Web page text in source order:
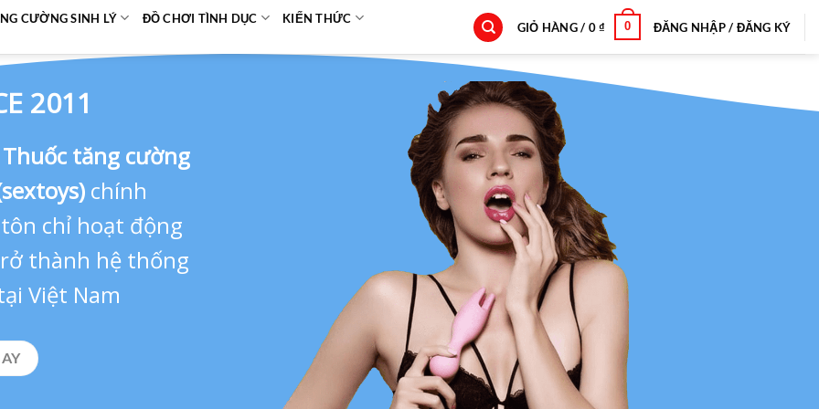
CƯỜNG SINH LÝ ĐỒ CHƠI TÌNH DỤC KIẾN THỨC
GIỎ HÀNG / 0₫ 0 ĐĂNG NHẬP / ĐĂNG KÝ
2011
Thuốc tăng cường
chính
chỉ hoạt động
thành hệ thống
Việt Nam